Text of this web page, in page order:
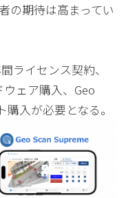
の期待は高まってい
ライセンス契約、
ェア購入、Geo
入が必要となる。